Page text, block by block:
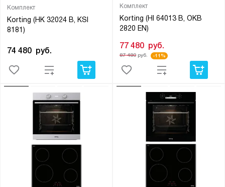
Комплект
Korting (HK 32024 B, KSI
8181)
74 480 руб.
Комплект
Korting (HI 64013 B, OKB
2820 EN)
77 480 руб.
87 480руб. -11%